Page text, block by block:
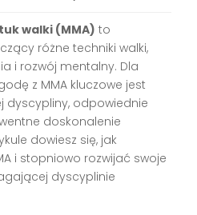
walki (MMA) to
różne techniki walki,
i rozwój mentalny. Dla
z MMA kluczowe jest
dyscypliny, odpowiednie
doskonalenie
dowiesz się, jak
i stopniowo rozwijać swoje
dyscyplinie